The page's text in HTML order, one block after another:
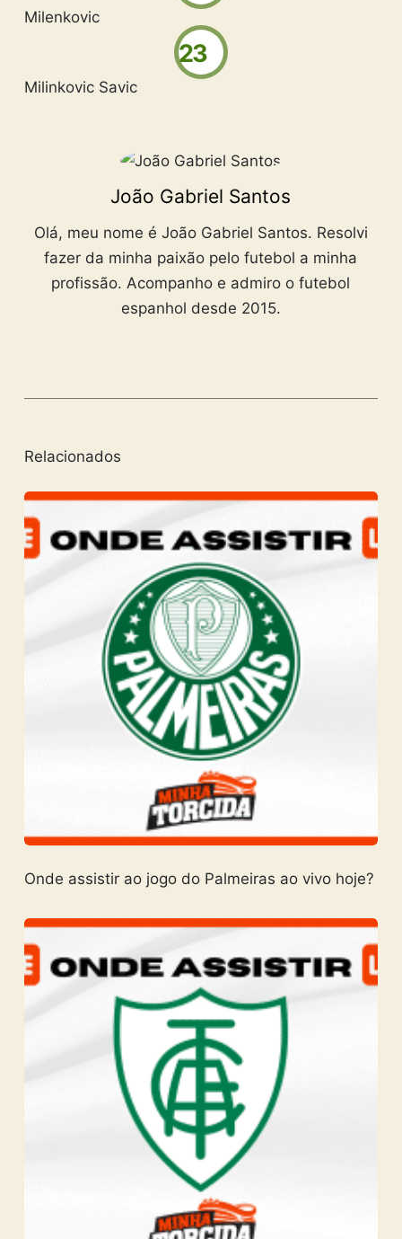
Milenkovic
23
Milinkovic Savic
João Gabriel Santos
Olá, meu nome é João Gabriel Santos. Resolvi
fazer da minha paixão pelo futebol a minha
profissão. Acompanho e admiro o futebol
espanhol desde 2015.
Relacionados
Onde assistir ao jogo do Palmeiras ao vivo hoje?